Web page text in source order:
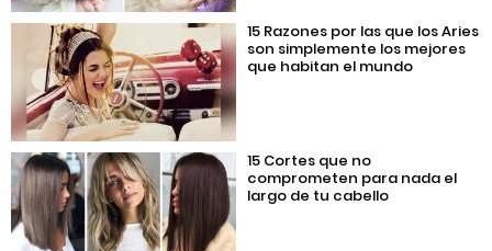
15 Razones por las que los Aries
son simplemente los mejores
que habitan el mundo
15 Cortes que no
comprometen para nada el
largo de tu cabello